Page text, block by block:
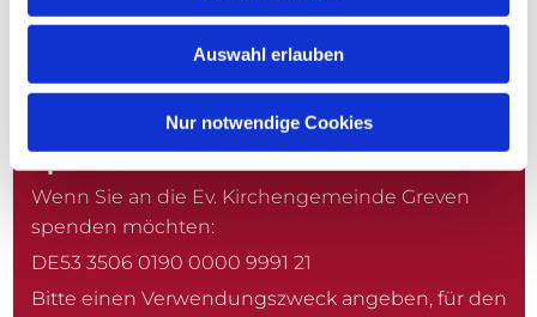
Auswahl erlauben
Nur notwendige Cookies
48268 Greven-Reckenfeld
Spenden
Wenn Sie an die Ev. Kirchengemeinde Greven
spenden möchten:
DE53 3506 0190 0000 9991 21
Bitte einen Verwendungszweck angeben, für den